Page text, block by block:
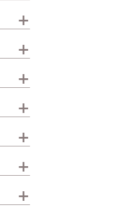
+
+
+
+
+
+
+